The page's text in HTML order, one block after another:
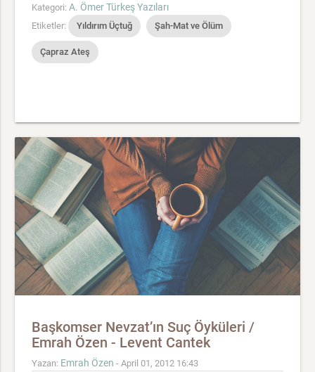
Kategori: A. Ömer Türkeş Yazıları
Etiketler: Yıldırım Üçtuğ Şah-Mat ve Ölüm
Çapraz Ateş
Başkomser Nevzat’ın Suç Öyküleri /
Emrah Özen - Levent Cantek
Yazan: Emrah Özen - April 01, 2012 16:43